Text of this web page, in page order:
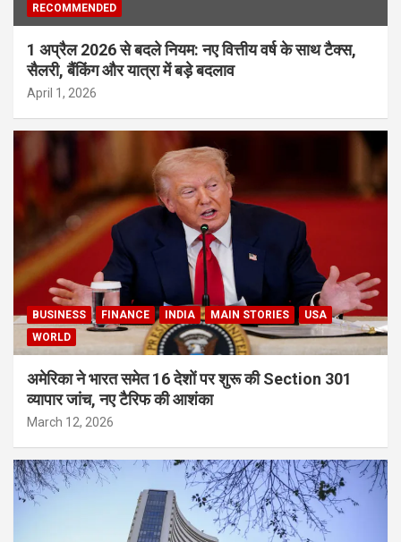
RECOMMENDED
1 अप्रैल 2026 से बदले नियम: नए वित्तीय वर्ष के साथ टैक्स,
सैलरी, बैंकिंग और यात्रा में बड़े बदलाव
April 1, 2026
BUSINESS FINANCE INDIA MAIN STORIES
USA
WORLD
अमेरिका ने भारत समेत 16 देशों पर शुरू की Section 301
व्यापार जांच, नए टैरिफ की आशंका
March 12, 2026